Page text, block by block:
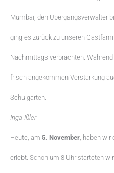
Mumbai, den Übergangsverwalter
ging es zurück zu unseren
Nachmittags verbrachten.
frisch angekommen Verstärkung
Schulgarten.
Inga Ißler
Heute, am 5. November, haben wir
erlebt. Schon um 8 Uhr starteten